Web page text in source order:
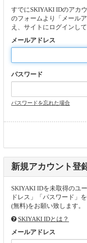
すでにSKIYAKI IDのアカ
のフォームより「メール
え、サイトにログインして
メールアドレス
パスワード
パスワードを忘れた場合
新規アカウント登
SKIYAKI IDを未取得のユ
ドレス」「パスワード」
(無料)をお願い致します。
SKIYAKI IDとは？
メールアドレス